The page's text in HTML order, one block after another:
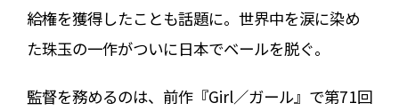
給権を獲得したことも話題に。世界中を涙に染め
た珠玉の一作がついに日本でベールを脱ぐ。
監督を務めるのは、前作『Girl／ガール』で第71回